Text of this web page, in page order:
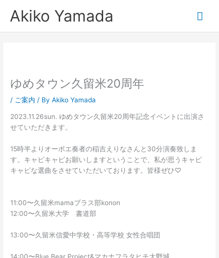
Akiko Yamada
メ
イ
ュ
ゆめタウン久留米20周年
/ ご案内 / ByAkiko Yamada
2023.11.26sun. ゆめタウン久留米20周年記念イベントに出演さ
せていただきます。
15時半よりオーボエ奏者の稲吉えりなさんと30分演奏致しま
す。キャピキャピお願いしますということで、私が思うキャピ
キャピな選曲をさせていただいております。皆様ぜひ♡
11:00〜久留米mamaブラス部konon
12:00〜久留米大学 書道部
13:00〜久留米信愛中学校・高等学校 女性合唱団